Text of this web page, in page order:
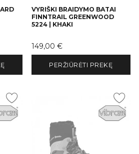
VYRIŠKI BRAIDYMO BATAI
FINNTRAIL GREENWOOD
5224 | KHAKI
Kaina
149,00 €
PERŽIŪRĖTI PREKĘ